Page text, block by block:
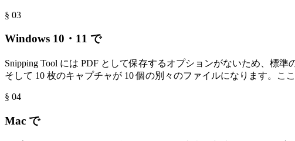
§ 03
Windows 10・11 で
Snipping Tool には PDF として保存するオプションがないため、標
そして 10 枚のキャプチャが 10 個の別々のファイルになります。こ
§ 04
Mac で